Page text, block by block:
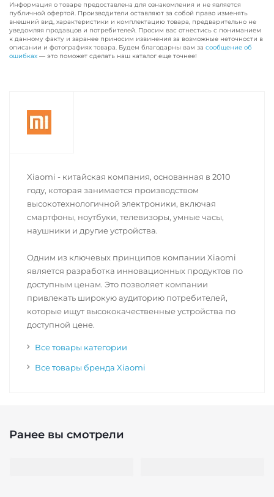
Информация о товаре предоставлена для ознакомления и не является
публичной офертой. Производители оставляют за собой право изменять
внешний вид, характеристики и комплектацию товара, предварительно не
уведомляя продавцов и потребителей. Просим вас отнестись с пониманием
к данному факту и заранее приносим извинения за возможные неточности в
описании и фотографиях товара. Будем благодарны вам за сообщение об
ошибках — это поможет сделать наш каталог еще точнее!
Xiaomi - китайская компания, основанная в 2010
году, которая занимается производством
высокотехнологичной электроники, включая
смартфоны, ноутбуки, телевизоры, умные часы,
наушники и другие устройства.
Одним из ключевых принципов компании Xiaomi
является разработка инновационных продуктов по
доступным ценам. Это позволяет компании
привлекать широкую аудиторию потребителей,
которые ищут высококачественные устройства по
доступной цене.
Все товары категории
Все товары бренда Xiaomi
Ранее вы смотрели